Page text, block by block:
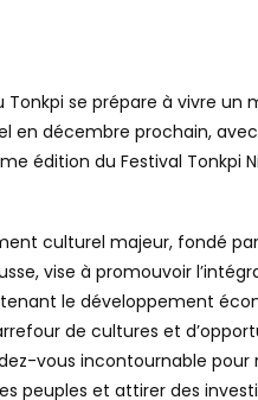
Tonkpi se prépare à vivre un
en décembre prochain,
édition du Festival Tonkpi
culturel majeur, fondé
vise à promouvoir
le développement
de cultures et
vous incontournable pour
peuples et attirer des